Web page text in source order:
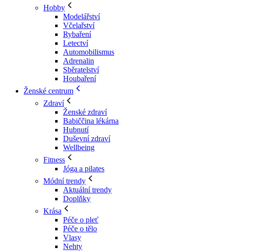
Hobby
Modelářství
Včelařství
Rybaření
Letectví
Automobilismus
Adrenalin
Sběratelství
Houbaření
Ženské centrum
Zdraví
Ženské zdraví
Babiččina lékárna
Hubnutí
Duševní zdraví
Wellbeing
Fitness
Jóga a pilates
Módní trendy
Aktuální trendy
Doplňky
Krása
Péče o pleť
Péče o tělo
Vlasy
Nehty